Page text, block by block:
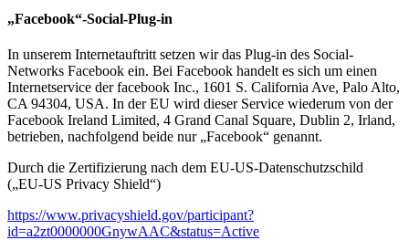
„Facebook“-Social-Plug-in
In unserem Internetauftritt setzen wir das Plug-in des Social-
Networks Facebook ein. Bei Facebook handelt es sich um einen
Internetservice der facebook Inc., 1601 S. California Ave, Palo Alto,
CA 94304, USA. In der EU wird dieser Service wiederum von der
Facebook Ireland Limited, 4 Grand Canal Square, Dublin 2, Irland,
betrieben, nachfolgend beide nur „Facebook“ genannt.
Durch die Zertifizierung nach dem EU-US-Datenschutzschild
(„EU-US Privacy Shield“)
https://www.privacyshield.gov/participant?
id=a2zt0000000GnywAAC&status=Active